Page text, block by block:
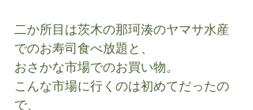
二か所目は茨木の那珂湊のヤマサ水産
でのお寿司食べ放題と、
おさかな市場でのお買い物。
こんな市場に行くのは初めてだったの
で、